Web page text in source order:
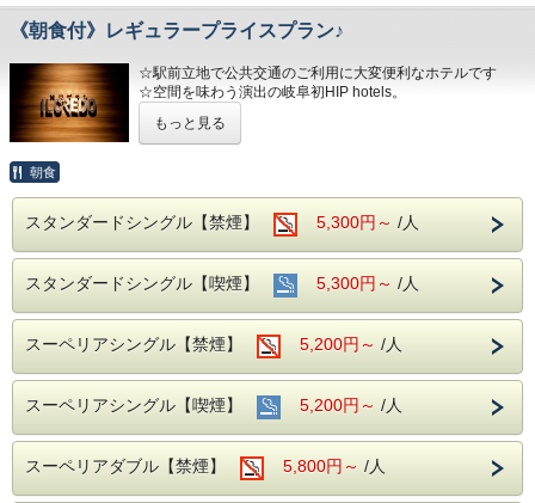
《朝食付》レギュラープライスプラン♪
☆駅前立地で公共交通のご利用に大変便利なホテルです
☆空間を味わう演出の岐阜初HIP hotels。
ゆとりの客室でリラックスをお届けいたします
［朝食のご案内］
※ただし、大変申し訳ございませんが最低数に達しない場合
お膳形式でのご提供になりますこと、ご了承ください。
2F buffet restaurant【SAL0NE】
営業時間 7：00 ～ 9：00
◆インターネット接続◆
WiFi完備（無料・使い放題）
＊有線接続はできません。
◆アクセス◆
電車：ＪＲ岐阜駅 長良口より徒歩３分
名鉄岐阜駅より徒歩２分
お車：名神高速道、一宮ＩＣから３０分
もっと見る
朝食
スタンダードシングル【禁煙】 5,300円～ /人
スタンダードシングル【喫煙】 5,300円～ /人
スーペリアシングル【禁煙】 5,200円～ /人
スーペリアシングル【喫煙】 5,200円～ /人
スーペリアダブル【禁煙】 5,800円～ /人